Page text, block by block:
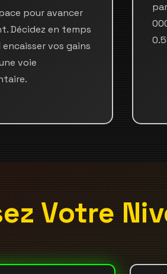
pour avancer
Décidez en temps
encaisser vos gains
voie
Votre